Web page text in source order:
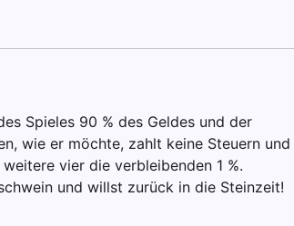
Spieles 90 % des Geldes und der
wie er möchte, zahlt keine Steuern und
vier die verbleibenden 1 %.
und willst zurück in die Steinzeit!